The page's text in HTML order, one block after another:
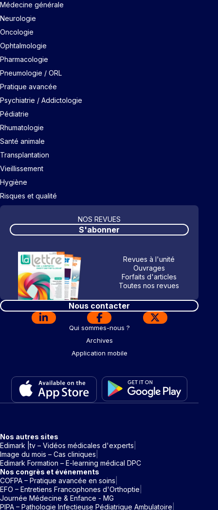
Médecine générale
Neurologie
Oncologie
Ophtalmologie
Pharmacologie
Pneumologie / ORL
Pratique avancée
Psychiatrie / Addictologie
Pédiatrie
Rhumatologie
Santé animale
Transplantation
Vieillissement
Hygiène
Risques et qualité
NOS REVUES
S'abonner
Revues à l'unité
Ouvrages
Forfaits d'articles
Toutes nos revues
Nous contacter
Qui sommes-nous ?
Archives
Application mobile
Nos autres sites
Edimark |tv – Vidéos médicales d'experts
Image du mois – Cas cliniques
Edimark Formation – E-learning médical DPC
Nos congrès et événements
COFPA – Pratique avancée en soins
EFO – Entretiens Francophones d'Orthoptie
Journée Médecine & Enfance - MG
PIPA – Pathologie Infectieuse Pédiatrique Ambulatoire